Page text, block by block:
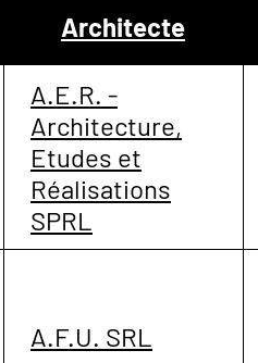
Architecte
A.E.R. -
Architecture,
Etudes et
Réalisations
SPRL
A.F.U. SRL